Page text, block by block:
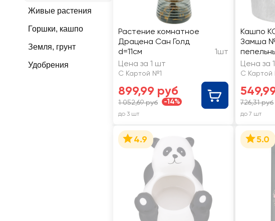
Живые растения
Горшки, кашпо
Земля, грунт
Удобрения
Растение комнатное
Драцена Сан Голд
d=11см
1шт
Цена за 1 шт
С Картой №1
899,99 руб
1 052,69 руб -14%
до 3 шт
Кашпо
Замша
Цена за
С Картой
726,31 руб
до 7 шт
4.9 5.0